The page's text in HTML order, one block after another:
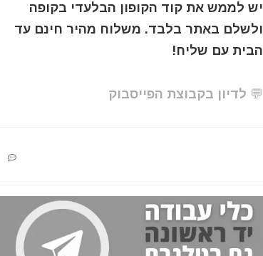
יש לממש את קוד הקופון הבלעדי בקופה
ולשלם באתר בלבד. משלוח מהיר חינם עד
הבית עם שליח!
💬 לדיון בקבוצת הפייסבוק